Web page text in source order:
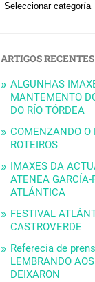
ARTIGOS RECENTES
ALGUNHAS
MANTEMENTO
DO RÍO TÓRDEA
COMENZANDO
ROTEIROS
IMAXES DA
ATENEA GARCÍA-
ATLÁNTICA
FESTIVAL
CASTROVERDE
Referecia de
LEMBRANDO
DEIXARON